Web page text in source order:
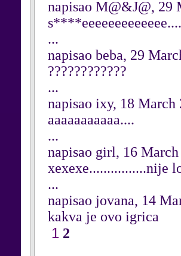
napisao M@&J@, 29
...
napisao beba, 29
????????????
...
napisao ixy, 18 March
aaaaaaaaaaa....
...
napisao girl, 16
xexexe................nije
...
napisao jovana, 14
kakva je ovo igrica
1 2